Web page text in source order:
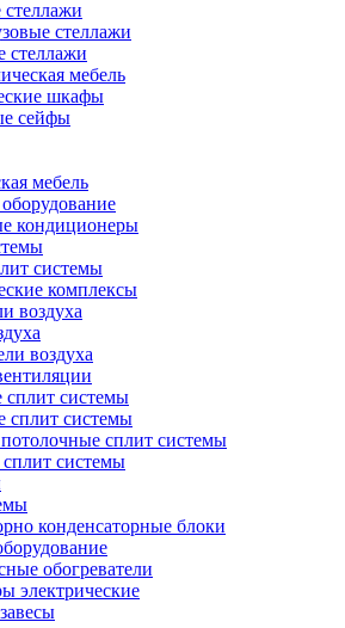
стеллажи
стеллажи
мебель
шкафы
сейфы
мебель
кондиционеры
системы
комплексы
воздуха
воздуха
сплит системы
сплит системы
сплит системы
системы
конденсаторные блоки
обогреватели
электрические